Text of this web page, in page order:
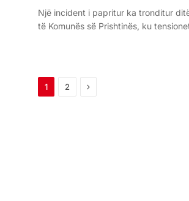
Një incident i papritur ka tronditur
të Komunës së Prishtinës, ku
1 2 Next